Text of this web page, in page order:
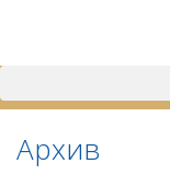
Архив